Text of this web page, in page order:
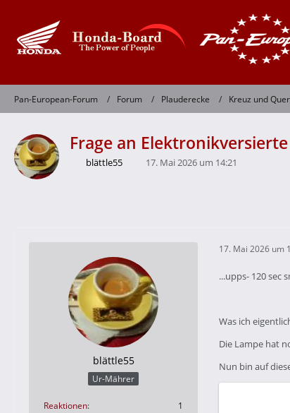
Pan-European-Forum Forum Plauderecke Kreuz und Quer
Frage an
blättle55 17. Mai 2026 um 14:21
blättle55
Ur-Mährer
Reaktionen
1
17. Mai 2026 um
...upps- 120 sec
Was ich
Die Lampe hat
Nun bin auf